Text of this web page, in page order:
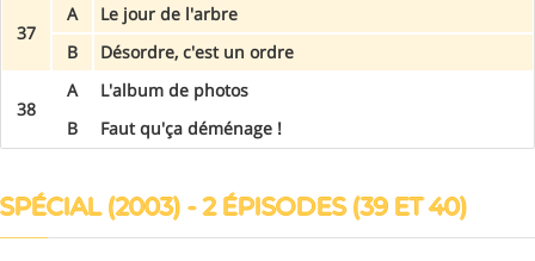
37
A
Le jour de l'arbre
B
Désordre, c'est un ordre
38
A
L'album de photos
B
Faut qu'ça déménage !
SPÉCIAL (2003) - 2 ÉPISODES (39 ET 40)